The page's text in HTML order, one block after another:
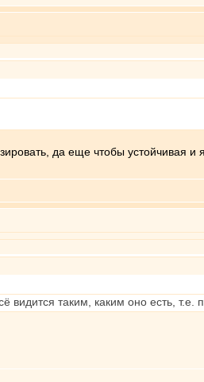
да еще чтобы устойчивая и
видится таким, каким оно есть, т.е.